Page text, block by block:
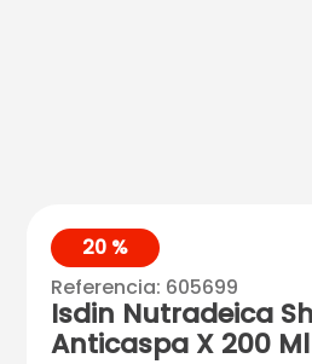
20 %
Referencia: 605699
Isdin Nutradeica
Anticaspa X 200 Ml